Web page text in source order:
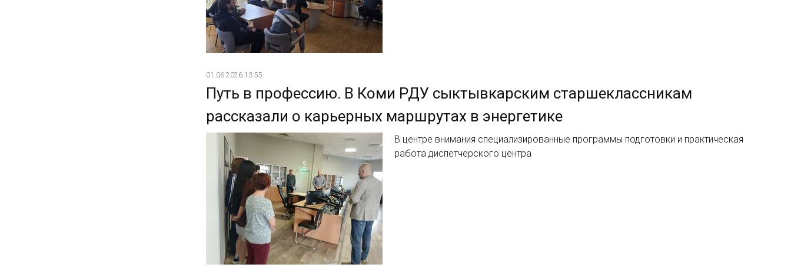
01.06.2026 13:55
Путь в профессию. В Коми РДУ сыктывкарским старшеклассникам
рассказали о карьерных маршрутах в энергетике
В центре внимания специализированные программы подготовки и практическая
работа диспетчерского центра